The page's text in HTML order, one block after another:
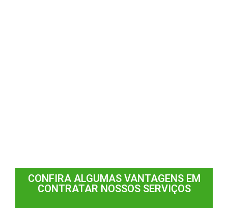
CONFIRA ALGUMAS VANTAGENS EM
CONTRATAR NOSSOS SERVIÇOS